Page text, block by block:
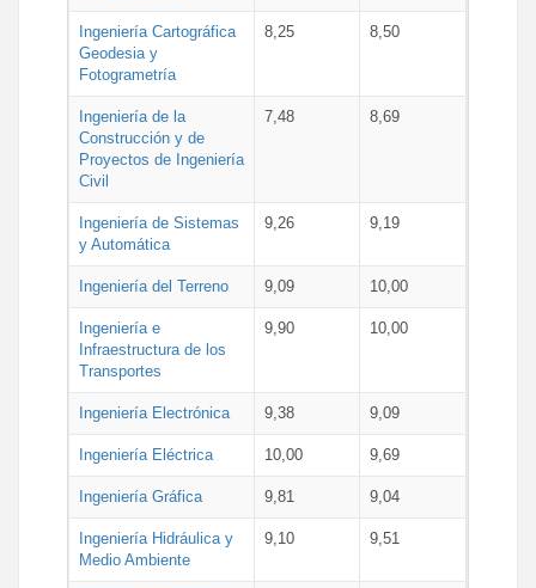
Ingeniería Cartográfica
Geodesia y
Fotogrametría
8,25 8,50
Ingeniería de la
Construcción y de
Proyectos de Ingeniería
Civil
7,48 8,69
Ingeniería de Sistemas
y Automática
9,26 9,19
Ingeniería del Terreno 9,09 10,00
Ingeniería e
Infraestructura de los
Transportes
9,90 10,00
Ingeniería Electrónica 9,38 9,09
Ingeniería Eléctrica 10,00 9,69
Ingeniería Gráfica 9,81 9,04
Ingeniería Hidráulica y
Medio Ambiente
9,10 9,51